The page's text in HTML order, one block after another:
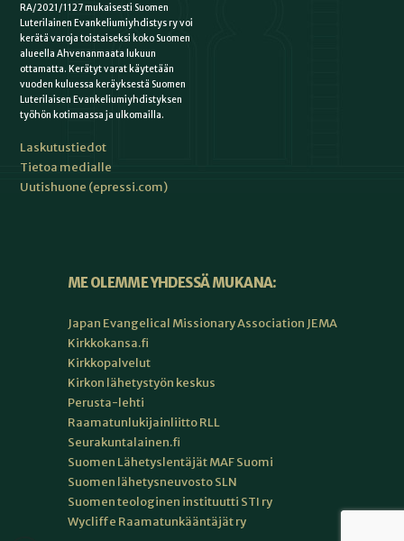
RA/2021/1127 mukaisesti Suomen
Luterilainen Evankeliumiyhdistys ry voi
kerätä varoja toistaiseksi koko Suomen
alueella Ahvenanmaata lukuun
ottamatta. Kerätyt varat käytetään
vuoden kuluessa keräyksestä Suomen
Luterilaisen Evankeliumiyhdistyksen
työhön kotimaassa ja ulkomailla.
Laskutustiedot
Tietoa medialle
Uutishuone (epressi.com)
ME OLEMME YHDESSÄ MUKANA:
Japan Evangelical Missionary Association JEMA
Kirkkokansa.fi
Kirkkopalvelut
Kirkon lähetystyön keskus
Perusta-lehti
Raamatunlukijainliitto RLL
Seurakuntalainen.fi
Suomen Lähetyslentäjät MAF Suomi
Suomen lähetysneuvosto SLN
Suomen teologinen instituutti STI ry
Wycliffe Raamatunkääntäjät ry